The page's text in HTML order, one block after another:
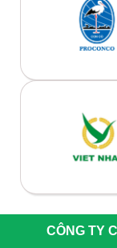
CÔNG TY